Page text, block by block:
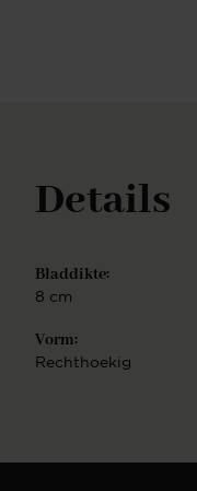
assortimentNaast
meubelen in onze
stellen. Combineer
dezelfde serie en
Details
Bladdikte:
8 cm
Vorm:
Rechthoekig